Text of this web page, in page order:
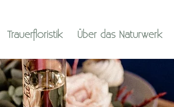
Trauerfloristik Über das Naturwerk